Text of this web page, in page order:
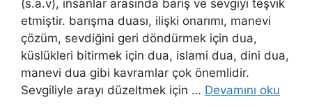
(s.a.v), insanlar arasında barış ve sevgiyi teşvik
etmiştir. barışma duası, ilişki onarımı, manevi
çözüm, sevdiğini geri döndürmek için dua,
küslükleri bitirmek için dua, islami dua, dini dua,
manevi dua gibi kavramlar çok önemlidir.
Sevgiliyle arayı düzeltmek için … Devamını oku